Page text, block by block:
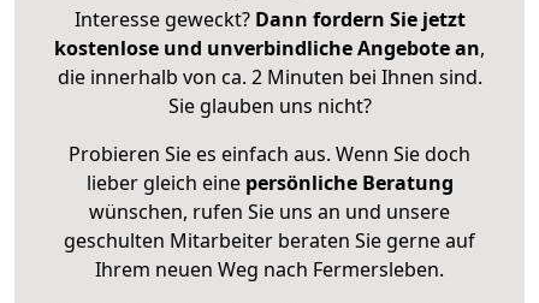
Interesse geweckt? Dann fordern Sie jetzt
kostenlose und unverbindliche Angebote an,
die innerhalb von ca. 2 Minuten bei Ihnen sind.
Sie glauben uns nicht?
Probieren Sie es einfach aus. Wenn Sie doch
lieber gleich eine persönliche Beratung
wünschen, rufen Sie uns an und unsere
geschulten Mitarbeiter beraten Sie gerne auf
Ihrem neuen Weg nach Fermersleben.